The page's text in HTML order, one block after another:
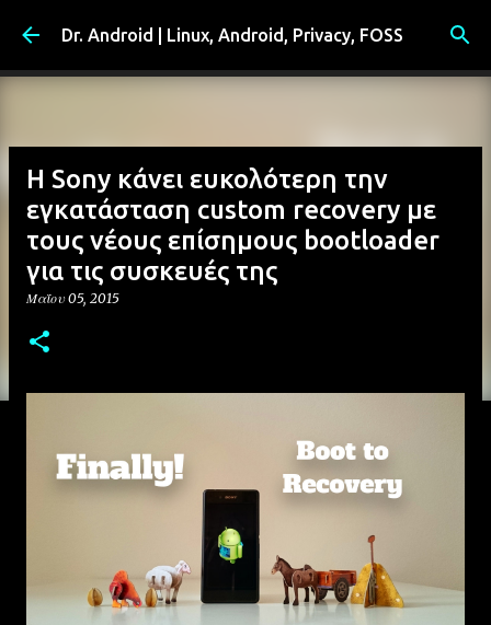
Μετάβαση στο κύριο περιεχόμενο
Dr. Android | Linux, Android, Privacy, FOSS
Η Sony κάνει ευκολότερη την
εγκατάσταση custom recovery με
τους νέους επίσημους bootloader
για τις συσκευές της
Μαΐου 05, 2015